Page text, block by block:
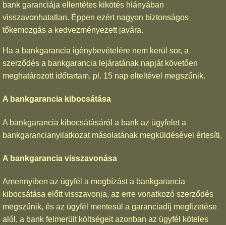
bank garanciája ellentétes kikötés hiányában
visszavonhatatlan. Éppen ezért nagyon biztonságos
tőkemozgás a kedvezményezett javára.
Ha a bankgarancia igénybevételére nem kerül sor, a
szerződés a bankgarancia lejáratának napját követően
meghatározott időtartam, pl. 15 nap elteltével megszűnik.
A bankgarancia kibocsátása
A bankgarancia kibocsátásáról a bank az ügyfelet a
bankgarancianyilatkozat másolatának megküldésével értesíti.
A bankgarancia visszavonása
Amennyiben az ügyfél a megbízást a bankgarancia
kibocsátása előtt visszavonja, az erre vonatkozó szerződés
megszűnik, és az ügyfél mentesül a garanciadíj megfizetése
alól, a bank felmerült költségeit azonban az ügyfél köteles